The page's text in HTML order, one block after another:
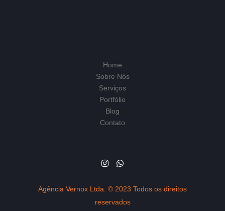
Home
Sobre Nós
Serviços
Portfólio
Blog
Contato
Agência Vernox Ltda. © 2023 Todos os direitos
reservados